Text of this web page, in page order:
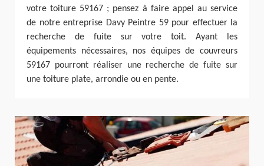
votre toiture 59167 ; pensez à faire appel au service
de notre entreprise Davy Peintre 59 pour effectuer la
recherche de fuite sur votre toit. Ayant les
équipements nécessaires, nos équipes de couvreurs
59167 pourront réaliser une recherche de fuite sur
une toiture plate, arrondie ou en pente.